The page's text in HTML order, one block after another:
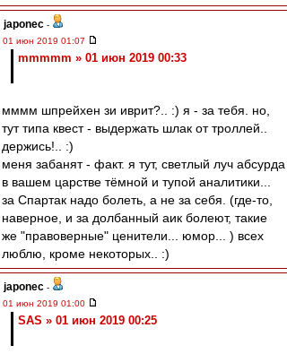
japonec -
01 июн 2019 01:07
mmmmm » 01 июн 2019 00:33
мммм шпрейхен зи иврит?.. :) я - за тебя. но,
тут типа квест - выдержать шлак от троллей..
держись!.. :)
меня забанят - факт. я тут, светлый луч абсурда
в вашем царстве тёмной и тупой аналитики...
за Спартак надо болеть, а не за себя. (где-то,
наверное, и за долбанный аик болеют, такие
же "правоверные" ценители... юмор... ) всех
люблю, кроме некоторых.. :)
japonec -
01 июн 2019 01:00
SAS » 01 июн 2019 00:25